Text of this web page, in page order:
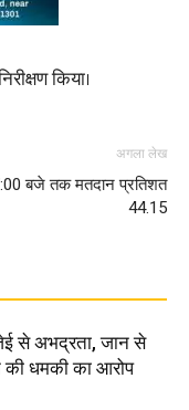
किया।
अगला लेख
बजे तक मतदान प्रतिशत
44.15
से अभद्रता, जान से
की धमकी का आरोप